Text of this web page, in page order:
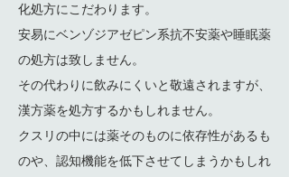
化処方にこだわります。
安易にベンゾジアゼピン系抗不安薬や睡眠薬
の処方は致しません。
その代わりに飲みにくいと敬遠されますが、
漢方薬を処方するかもしれません。
クスリの中には薬そのものに依存性があるも
のや、認知機能を低下させてしまうかもしれ